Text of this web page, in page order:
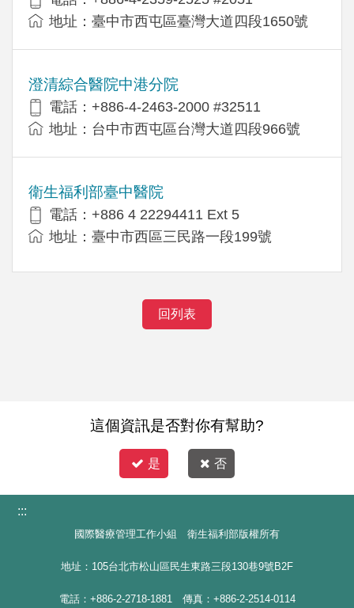
地址：臺中市西屯區臺灣大道四段1650號
澄清綜合醫院中港分院
電話：+886-4-2463-2000 #32511
地址：台中市西屯區台灣大道四段966號
衛生福利部臺中醫院
電話：+886 4 22294411 Ext 5
地址：臺中市西區三民路一段199號
回列表
這個資訊是否對你有幫助?
是 否
:::
國際醫療管理工作小組 衛生福利部版權所有
地址：105台北市松山區民生東路三段130巷9號B2F
電話：+886-2-2718-1881 傳真：+886-2-2514-0114